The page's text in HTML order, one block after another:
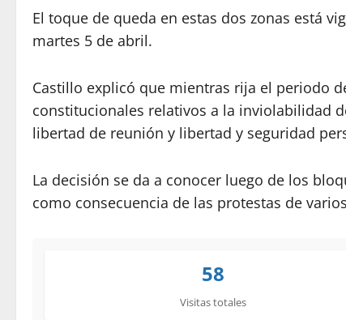
El toque de queda en estas dos zonas está
martes 5 de abril.
Castillo explicó que mientras rija el periodo
constitucionales relativos a la inviolabilidad
libertad de reunión y libertad y seguridad
La decisión se da a conocer luego de los
como consecuencia de las protestas de
58
Visitas totales